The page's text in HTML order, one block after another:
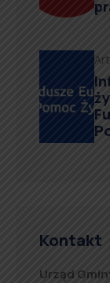
Kontakt
Urząd